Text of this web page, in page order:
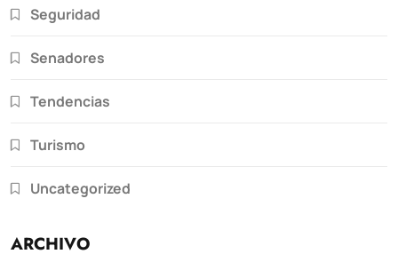
Seguridad
Senadores
Tendencias
Turismo
Uncategorized
ARCHIVO